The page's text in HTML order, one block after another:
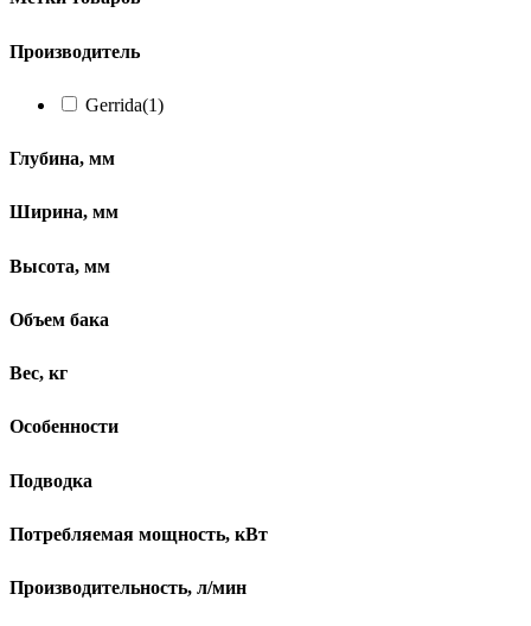
Производитель
Gerrida(1)
Глубина, мм
Ширина, мм
Высота, мм
Объем бака
Вес, кг
Особенности
Подводка
Потребляемая мощность, кВт
Производительность, л/мин